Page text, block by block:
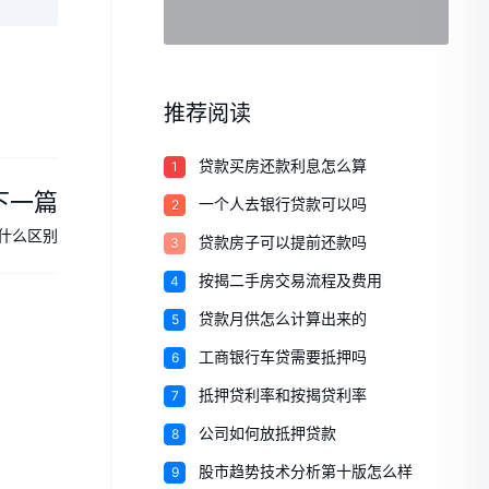
一篇
么区别
推荐阅读
1 贷款买房还款利息怎么算
2 一个人去银行贷款可以吗
3 贷款房子可以提前还款吗
4 按揭二手房交易流程及费用
5 贷款月供怎么计算出来的
6 工商银行车贷需要抵押吗
7 抵押贷利率和按揭贷利率
8 公司如何放抵押贷款
9 股市趋势技术分析第十版怎么样